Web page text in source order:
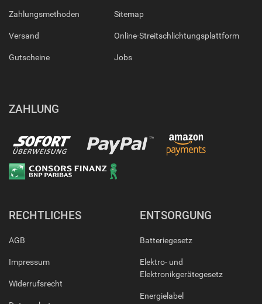
Zahlungsmethoden
Versand
Gutscheine
Sitemap
Online-Streitschlichtungsplattform
Jobs
ZAHLUNG
RECHTLICHES
AGB
Impressum
Widerrufsrecht
ENTSORGUNG
Batteriegesetz
Elektro- und
Elektronikgerätegesetz
Energielabel